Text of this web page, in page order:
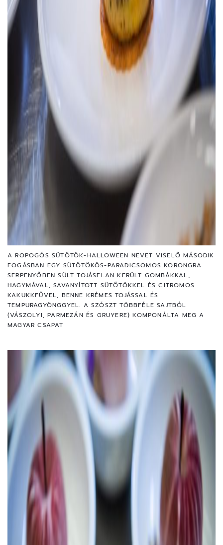
A ROPOGÓS SÜTŐTÖK-HALLOWEEN NEVET VISELŐ MÁSODIK
FOGÁSBAN EGY SÜTŐTÖKÖS-PARADICSOMOS KORONGRA
SERPENYŐBEN SÜLT TOJÁSFLAN KERÜLT GOMBÁKKAL,
HAGYMÁVAL, SAVANYÍTOTT SÜTŐTÖKKEL ÉS CITROMOS
KAKUKKFŰVEL, BENNE KRÉMES TOJÁSSAL ÉS
TEMPURAGYÖNGGYEL. A SZÓSZT TÖBBFÉLE SAJTBÓL
(VÁSZOLYI, PARMEZÁN ÉS GRUYERE) KOMPONÁLTA MEG A
MAGYAR CSAPAT